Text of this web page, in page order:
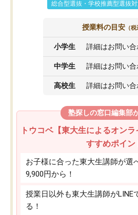
総合型選抜・学校推薦型選抜
授業料の目安 （税
小学生 詳細はお問い
中学生 詳細はお問い
高校生 詳細はお問い
塾探しの窓口編集部
トウコベ【東大生によるオン
すすめポイン
お子様に合った東大生講師が選
9,900円から！
授業日以外も東大生講師がLINE
る！